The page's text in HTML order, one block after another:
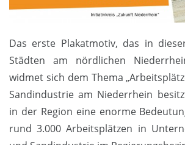
Das erste Plakatmotiv, das in
Städten am nördlichen
widmet sich dem Thema
Sandindustrie am Niederrhein
in der Region eine enorme
rund 3.000 Arbeitsplätzen in